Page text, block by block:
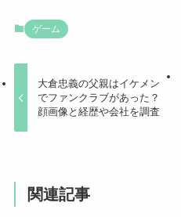
ゲーム
大倉忠義の父親はイケメン
でファンクラブがあった？
顔画像と経歴や会社を調査
関連記事